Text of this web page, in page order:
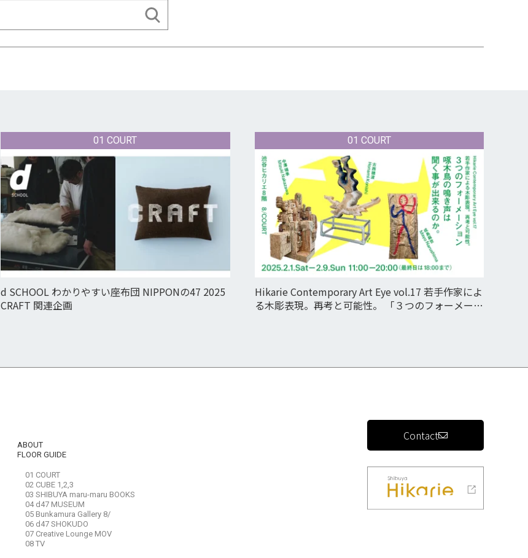
01 COURT
d SCHOOL わかりやすい座布団 NIPPONの47 2025
CRAFT 関連企画
01 COURT
Hikarie Contemporary Art Eye vol.17 若手作家によ
る木彫表現。再考と可能性。 「３つのフォーメー
Contact
ABOUT
FLOOR GUIDE
01 COURT
02 CUBE 1,2,3
03 SHIBUYA maru-maru BOOKS
04 d47 MUSEUM
05 Bunkamura Gallery 8/
06 d47 SHOKUDO
07 Creative Lounge MOV
08 TV